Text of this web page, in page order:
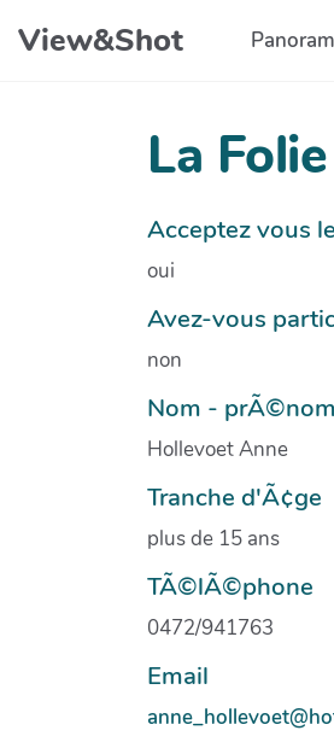
Aller au contenu principal
View&Shot
La Folie
Acceptez vous
oui
Avez-vous
non
Nom - prÃ©nom
Hollevoet Anne
Tranche d'Ã¢ge
plus de 15 ans
TÃ©lÃ©phone
0472/941763
Email